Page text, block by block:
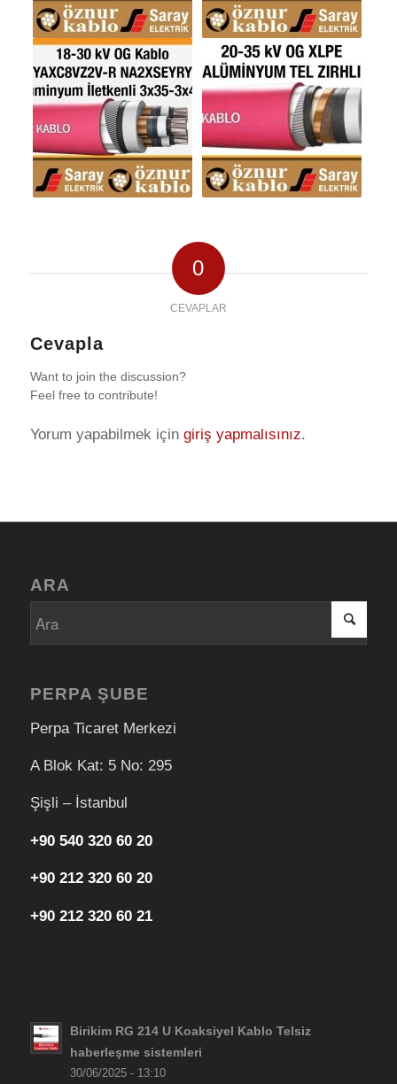
0
CEVAPLAR
Cevapla
Want to join the discussion?
Feel free to contribute!
Yorum yapabilmek için giriş yapmalısınız.
ARA
PERPA ŞUBE
Perpa Ticaret Merkezi
A Blok Kat: 5 No: 295
Şişli – İstanbul
+90 540 320 60 20
+90 212 320 60 20
+90 212 320 60 21
Birikim RG 214 U Koaksiyel Kablo Telsiz
haberleşme sistemleri
30/06/2025 - 13:10